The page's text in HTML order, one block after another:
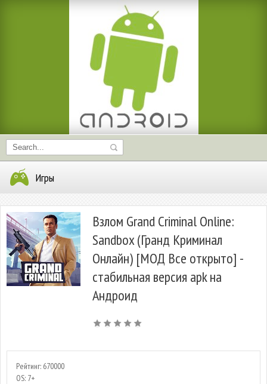
Игры
Взлом Grand Criminal Online:
Sandbox (Гранд Криминал
Онлайн) [МОД Все открыто] -
стабильная версия apk на
Андроид
Рейтинг: 670000
OS: 7+